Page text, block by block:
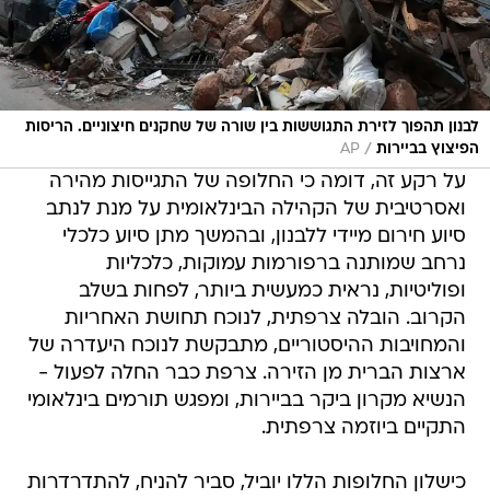
לבנון תהפוך לזירת התגוששות בין שורה של שחקנים חיצוניים. הריסות
הפיצוץ בביירות /
AP
על רקע זה, דומה כי החלופה של התגייסות מהירה
ואסרטיבית של הקהילה הבינלאומית על מנת לנתב
סיוע חירום מיידי ללבנון, ובהמשך מתן סיוע כלכלי
נרחב שמותנה ברפורמות עמוקות, כלכליות
ופוליטיות, נראית כמעשית ביותר, לפחות בשלב
הקרוב. הובלה צרפתית, לנוכח תחושת האחריות
והמחויבות ההיסטוריים, מתבקשת לנוכח היעדרה של
ארצות הברית מן הזירה. צרפת כבר החלה לפעול -
הנשיא מקרון ביקר בביירות, ומפגש תורמים בינלאומי
התקיים ביוזמה צרפתית.
כישלון החלופות הללו יוביל, סביר להניח, להתדרדרות